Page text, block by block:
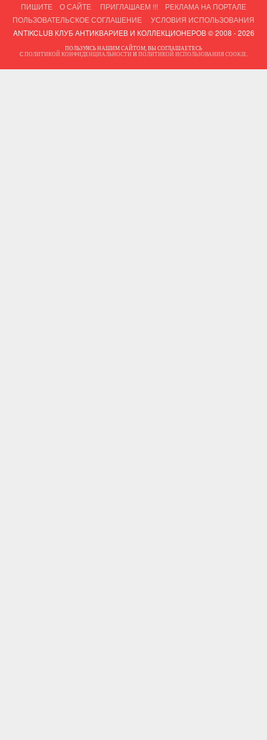
ПИШИТЕ О САЙТЕ ПРИГЛАШАЕМ !!!
РЕКЛАМА НА ПОРТАЛЕ
ПОЛЬЗОВАТЕЛЬСКОЕ СОГЛАШЕНИЕ
УСЛОВИЯ ИСПОЛЬЗОВАНИЯ
ANTIKCLUB КЛУБ АНТИКВАРИЕВ И КОЛЛЕКЦИОНЕРОВ © 2008 - 2026
ПОЛЬЗУЯСЬ НАШИМ САЙТОМ, ВЫ СОГЛАШАЕТЕСЬ
С ПОЛИТИКОЙ КОНФИДЕНЦИАЛЬНОСТИ И ПОЛИТИКОЙ ИСПОЛЬЗОВАНИЯ COOKIE